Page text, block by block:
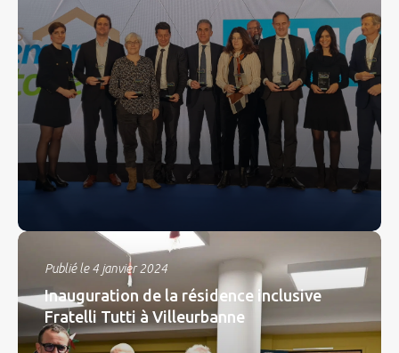
Publié le 4 janvier 2024
Inauguration de la résidence inclusive
Fratelli Tutti à Villeurbanne